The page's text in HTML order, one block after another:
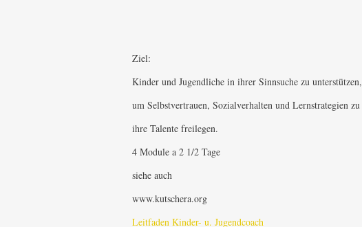
Ziel:
Kinder und Jugendliche in ihrer Sinnsuche zu unterstützen,
um Selbstvertrauen, Sozialverhalten und Lernstrategien
ihre Talente freilegen.
4 Module a 2 1/2 Tage
siehe auch
www.kutschera.org
Leitfaden Kinder- u. Jugendcoach